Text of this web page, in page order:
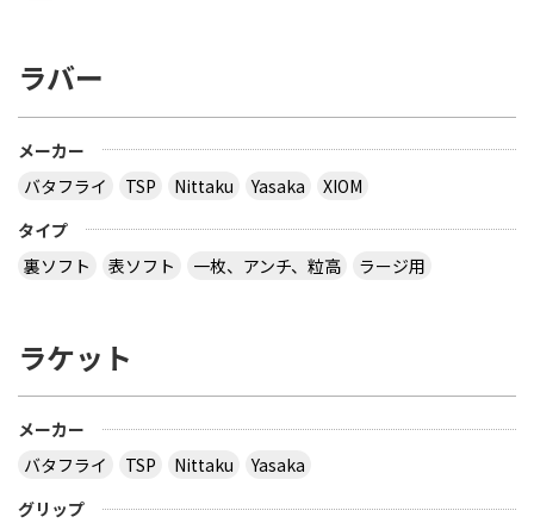
ラバー
メーカー
バタフライ
TSP Nittaku Yasaka
XIOM
タイプ
裏ソフト
表ソフト 一枚、アンチ、粒高 ラージ用
ラケット
メーカー
バタフライ
TSP Nittaku
Yasaka
グリップ